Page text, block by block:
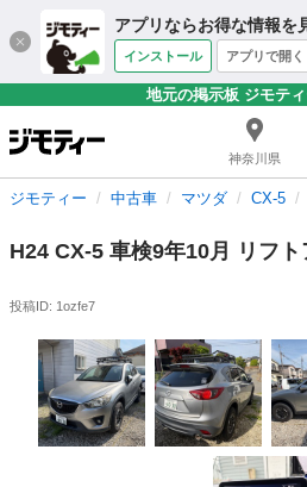
アプリならお得な情報を
インストール アプリで開く
地元の掲示板 ジモテ
神奈川県
ジモティー 中古車 マツダ CX-5
H24 CX-5 車検9年10月 リフ
投稿ID: 1ozfe7